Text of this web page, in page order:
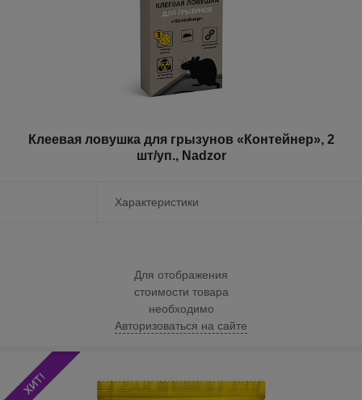
Клеевая ловушка для грызунов «Контейнер», 2
шт/уп., Nadzor
Характеристики
Для отображения
стоимости товара
необходимо
Авторизоваться на сайте